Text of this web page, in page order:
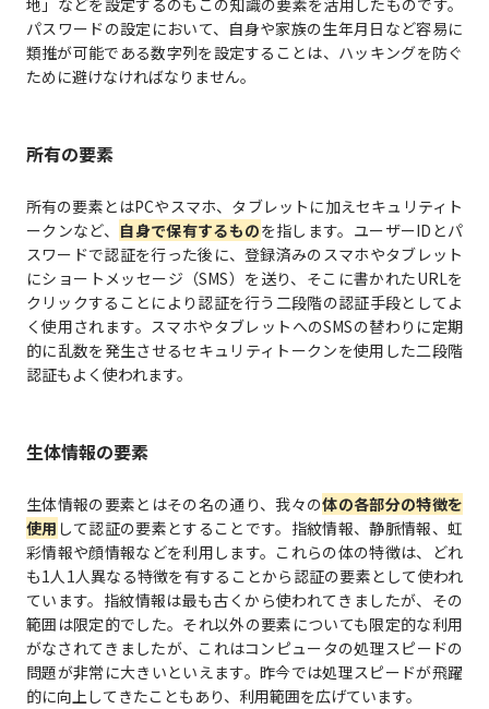
地」などを設定するのもこの知識の要素を活用したものです。
パスワードの設定において、自身や家族の生年月日など容易に
類推が可能である数字列を設定することは、ハッキングを防ぐ
ために避けなければなりません。
所有の要素
所有の要素とはPCやスマホ、タブレットに加えセキュリティト
ークンなど、 自身で保有するものを指します。ユーザーIDとパ
スワードで認証を行った後に、登録済みのスマホやタブレット
にショートメッセージ（SMS）を送り、そこに書かれたURLを
クリックすることにより認証を行う二段階の認証手段としてよ
く使用されます。スマホやタブレットへのSMSの替わりに定期
的に乱数を発生させるセキュリティトークンを使用した二段階
認証もよく使われます。
生体情報の要素
生体情報の要素とはその名の通り、我々の体の各部分の特徴を
使用 して認証の要素とすることです。指紋情報、静脈情報、虹
彩情報や顔情報などを利用します。これらの体の特徴は、どれ
も1人1人異なる特徴を有することから認証の要素として使われ
ています。指紋情報は最も古くから使われてきましたが、その
範囲は限定的でした。それ以外の要素についても限定的な利用
がなされてきましたが、これはコンピュータの処理スピードの
問題が非常に大きいといえます。昨今では処理スピードが飛躍
的に向上してきたこともあり、利用範囲を広げています。